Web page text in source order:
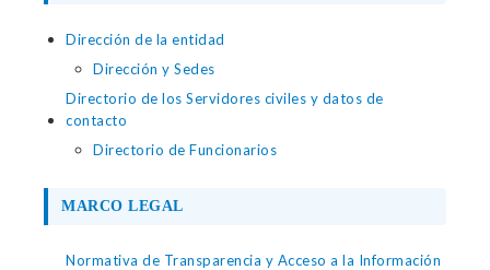
Dirección de la entidad
Dirección y Sedes
Directorio de los Servidores civiles y datos de
contacto
Directorio de Funcionarios
MARCO LEGAL
Normativa de Transparencia y Acceso a la Información